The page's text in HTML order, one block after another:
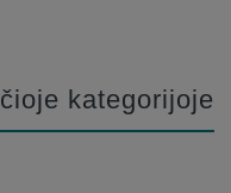
kategorijoje